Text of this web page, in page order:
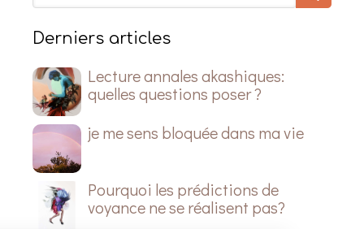
Derniers articles
Lecture annales akashiques:
quelles questions poser ?
je me sens bloquée dans ma vie
Pourquoi les prédictions de
voyance ne se réalisent pas?